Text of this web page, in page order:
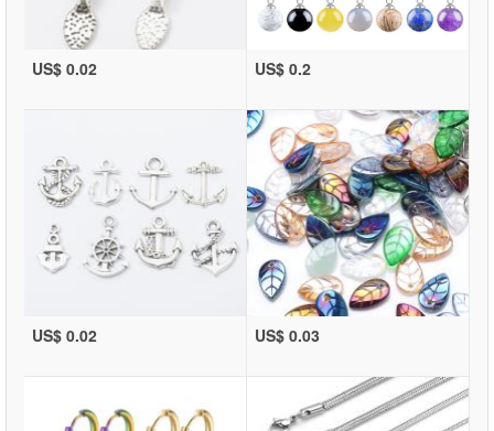
US$ 0.02 US$ 0.2
US$ 0.02 US$ 0.03